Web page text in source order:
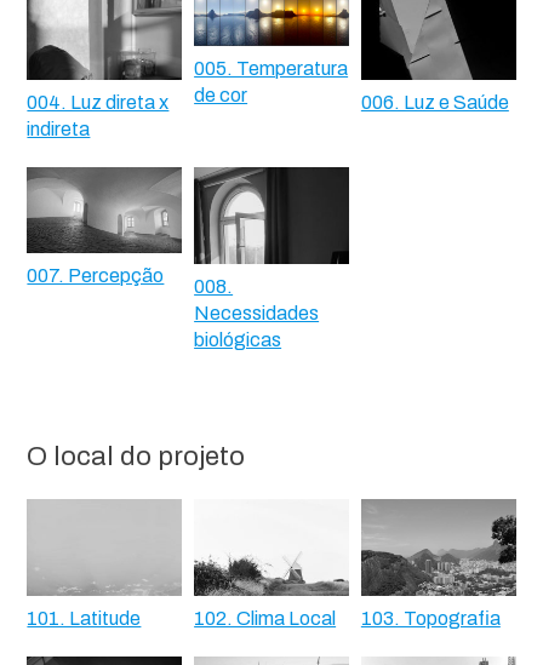
004. Luz direta x
indireta
005. Temperatura
de cor
006. Luz e Saúde
007. Percepção
008.
Necessidades
biológicas
O local do projeto
101. Latitude 102. Clima Local 103. Topografia